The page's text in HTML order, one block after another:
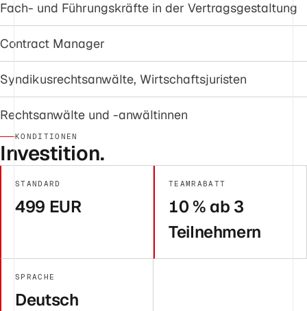
Fach- und Führungskräfte in der Vertragsgestaltung
Contract Manager
Syndikusrechtsanwälte, Wirtschaftsjuristen
Rechtsanwälte und -anwältinnen
KONDITIONEN
Investition.
STANDARD
499 EUR
TEAMRABATT
10 % ab 3
Teilnehmern
SPRACHE
Deutsch